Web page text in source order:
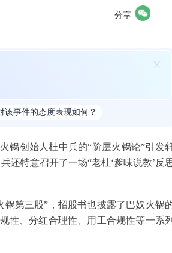
分享
该事件的态度表现如何？
锅创始人杜中兵的“阶层火锅论”引发
还特意召开了一场“老杜‘爹味说教’反
第三股”，招股书也披露了巴奴火锅
性、分红合理性、用工合规性等一系列